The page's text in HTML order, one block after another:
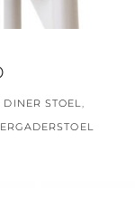
DINER STOEL,